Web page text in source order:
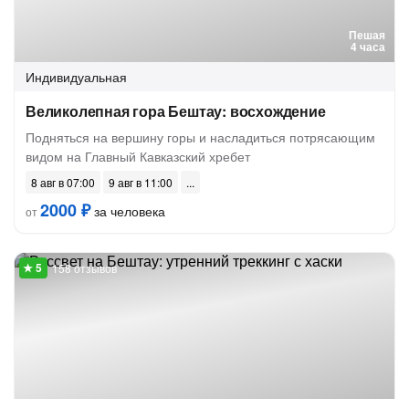
Пешая
4 часа
Индивидуальная
Великолепная гора Бештау: восхождение
Подняться на вершину горы и насладиться потрясающим
видом на Главный Кавказский хребет
8 авг в 07:00
9 авг в 11:00
от2000 ₽за человека
158 отзывов